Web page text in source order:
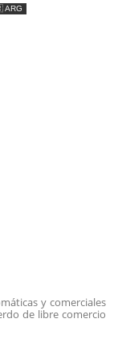
y comerciales
de libre comercio